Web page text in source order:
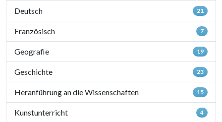
Deutsch 21
Französisch 7
Geografie 19
Geschichte 23
Heranführung an die Wissenschaften 15
Kunstunterricht 4